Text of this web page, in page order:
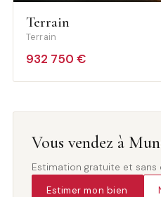
Terrain
Terrain
932 750 €
Vous vendez à
Estimation gratuite et sans
Estimer mon bien